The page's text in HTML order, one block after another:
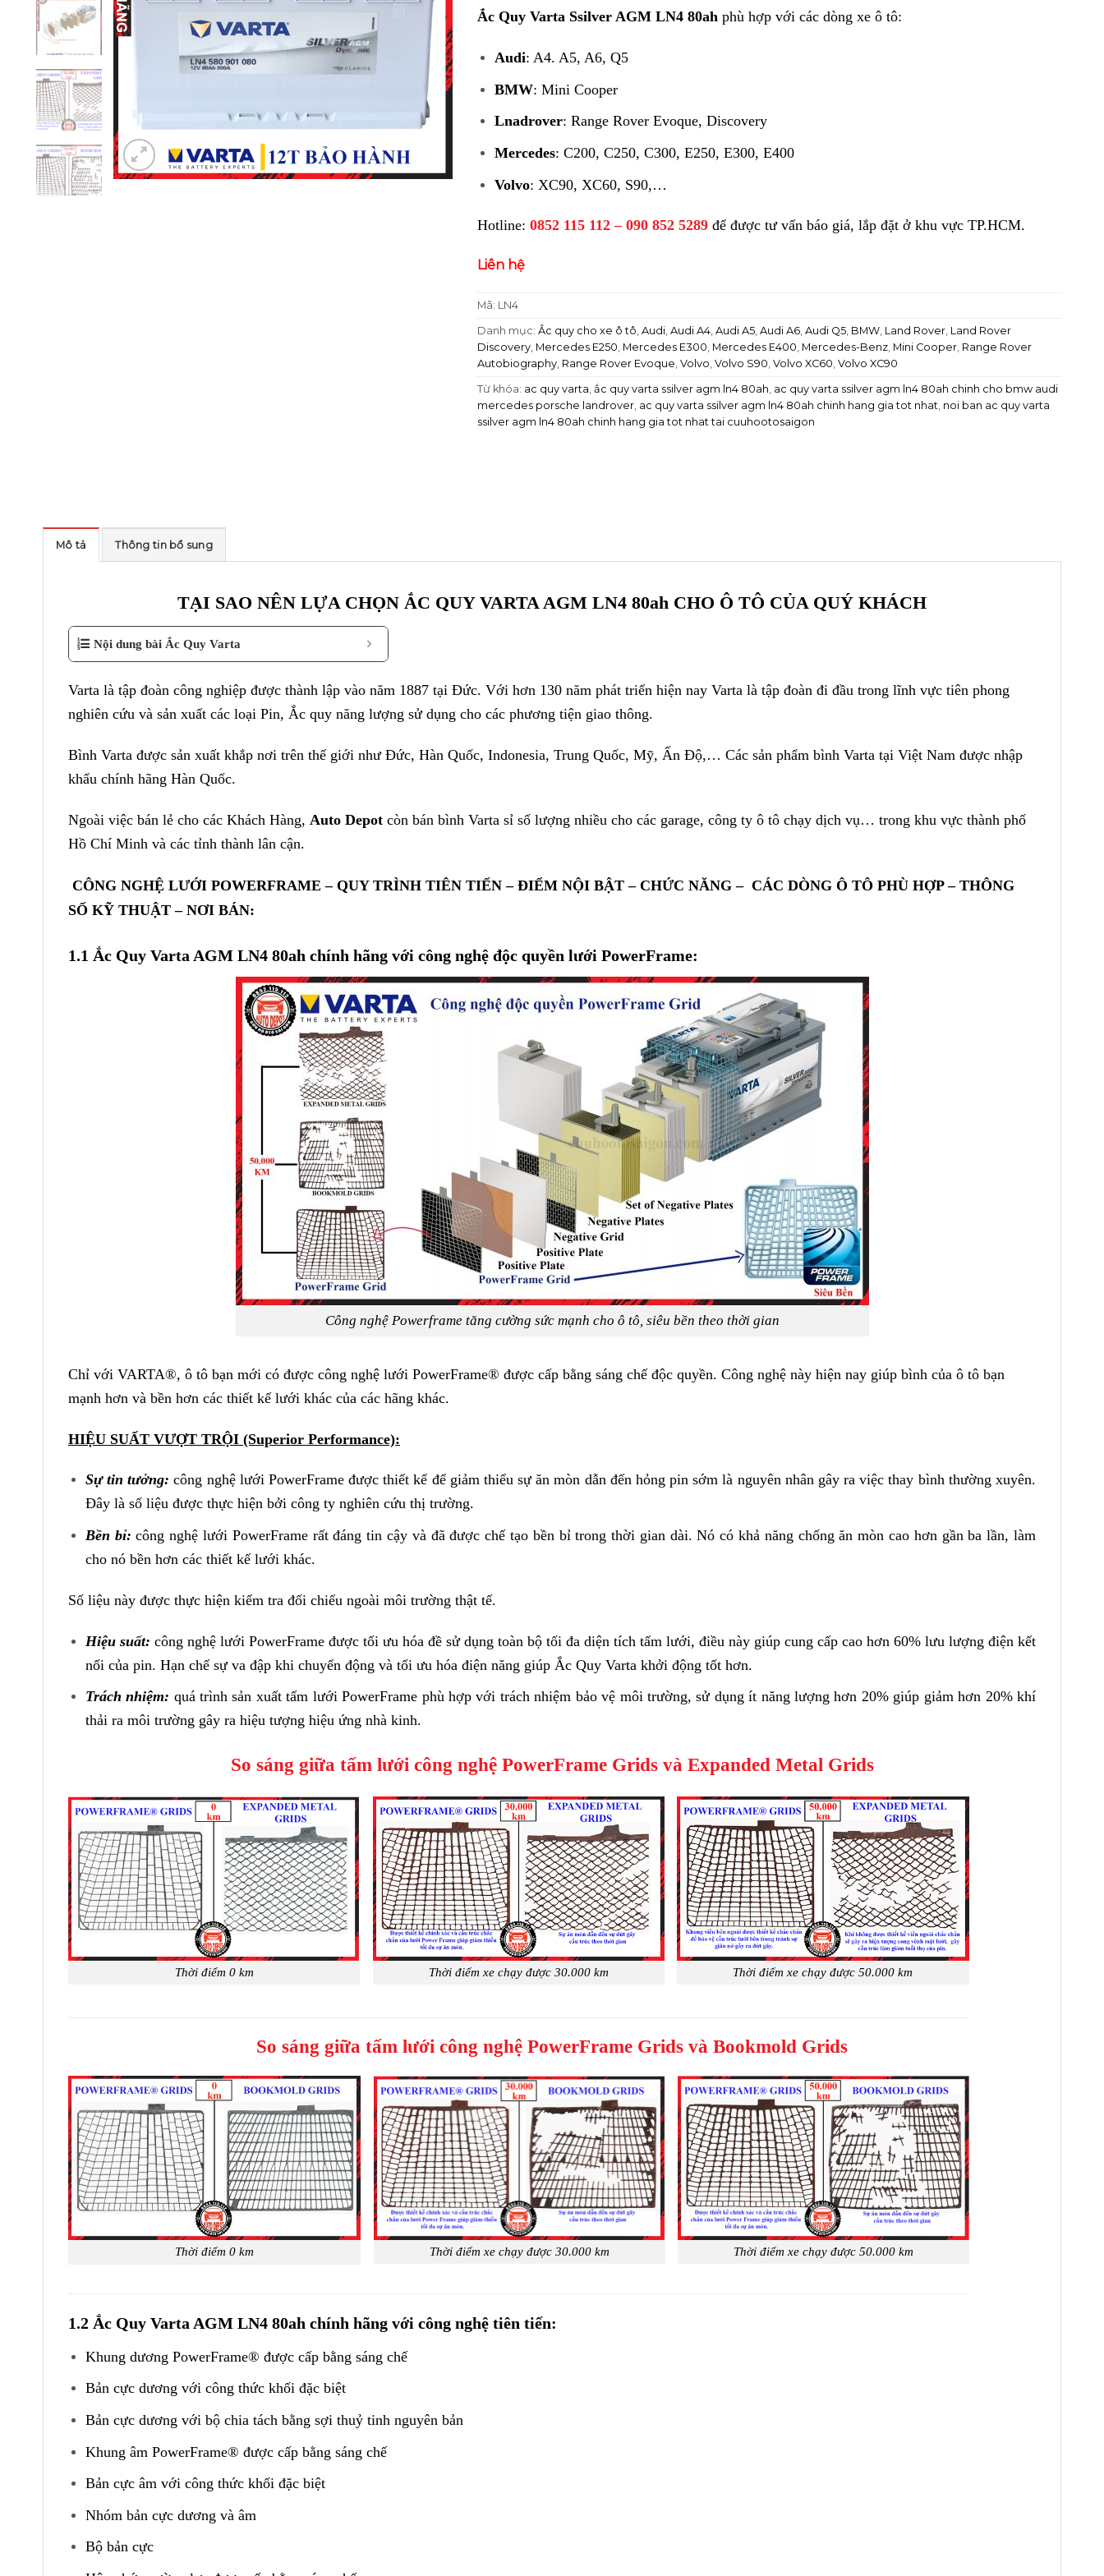
Ắc Quy Varta Ssilver AGM LN4 80ah phù hợp với các dòng xe ô tô:
Audi: A4. A5, A6, Q5
BMW: Mini Cooper
Lnadrover: Range Rover Evoque, Discovery
Mercedes: C200, C250, C300, E250, E300, E400
Volvo: XC90, XC60, S90,…
Hotline:0852 115 112 – 090 852 5289để được tư vấn báo giá, lắp đặt ở khu vực TP.HCM.
Liên hệ
Mã: LN4
Danh mục:Ắc quy cho xe ô tô ,Audi ,Audi A4 ,Audi A5 ,Audi A6 ,Audi Q5 BMW Land Rover Land Rover
Discovery Mercedes E250 Mercedes E300 Mercedes E400 Mercedes-Benz Mini Cooper Range Rover
Autobiography Range Rover Evoque ,Volvo ,Volvo S90 ,Volvo XC60 ,Volvo XC90
Từ khóa: ac quy varta ,ắc quy varta ssilver agm ln4 80ah ac quy varta ssilver agm ln4 80ah chinh cho bmw audi
mercedes porsche landrover ac quy varta ssilver agm ln4 80ah chinh hang gia tot nhat noi ban ac quy varta
ssilver agm ln4 80ah chinh hang gia tot nhat tai cuuhootosaigon
Mô tả Thông tin bổ sung
TẠI SAO NÊN LỰA CHỌN ẮC QUY VARTA AGM LN4 80ah CHO Ô TÔ CỦA QUÝ KHÁCH
Nội dung bài Ắc Quy Varta
Varta là tập đoàn công nghiệp được thành lập vào năm 1887 tại Đức. Với hơn 130 năm phát triển hiện nay Varta là tập đoàn đi đầu trong lĩnh vực tiên phong
nghiên cứu và sản xuất các loại Pin, Ắc quy năng lượng sử dụng cho các phương tiện giao thông.
Bình Varta được sản xuất khắp nơi trên thế giới như Đức, Hàn Quốc, Indonesia, Trung Quốc, Mỹ, Ấn Độ,… Các sản phẩm bình Varta tại Việt Nam được nhập
khẩu chính hãng Hàn Quốc.
Ngoài việc bán lẻ cho các Khách Hàng, Auto Depot còn bán bình Varta sỉ số lượng nhiều cho các garage, công ty ô tô chạy dịch vụ… trong khu vực thành phố
Hồ Chí Minh và các tỉnh thành lân cận.
CÔNG NGHỆ LƯỚI POWERFRAME – QUY TRÌNH TIÊN TIẾN – ĐIỂM NỘI BẬT – CHỨC NĂNG – CÁC DÒNG Ô TÔ PHÙ HỢP – THÔNG
SỐ KỸ THUẬT – NƠI BÁN:
1.1 Ắc Quy Varta AGM LN4 80ah chính hãng với công nghệ độc quyền lưới PowerFrame:
Công nghệ Powerframe tăng cường sức mạnh cho ô tô, siêu bền theo thời gian
Chỉ với VARTA®, ô tô bạn mới có được công nghệ lưới PowerFrame® được cấp bằng sáng chế độc quyền. Công nghệ này hiện nay giúp bình của ô tô bạn
mạnh hơn và bền hơn các thiết kế lưới khác của các hãng khác.
HIỆU SUẤT VƯỢT TRỘI (Superior Performance):
Sự tin tưởng: công nghệ lưới PowerFrame được thiết kế để giảm thiểu sự ăn mòn dẫn đến hỏng pin sớm là nguyên nhân gây ra việc thay bình thường xuyên.
Đây là số liệu được thực hiện bởi công ty nghiên cứu thị trường.
Bền bỉ: công nghệ lưới PowerFrame rất đáng tin cậy và đã được chế tạo bền bỉ trong thời gian dài. Nó có khả năng chống ăn mòn cao hơn gần ba lần, làm
cho nó bền hơn các thiết kế lưới khác.
Số liệu này được thực hiện kiểm tra đối chiếu ngoài môi trường thật tế.
Hiệu suất: công nghệ lưới PowerFrame được tối ưu hóa đề sử dụng toàn bộ tối đa diện tích tấm lưới, điều này giúp cung cấp cao hơn 60% lưu lượng điện kết
nối của pin. Hạn chế sự va đập khi chuyển động và tối ưu hóa điện năng giúp Ắc Quy Varta khởi động tốt hơn.
Trách nhiệm: quá trình sản xuất tấm lưới PowerFrame phù hợp với trách nhiệm bảo vệ môi trường, sử dụng ít năng lượng hơn 20% giúp giảm hơn 20% khí
thải ra môi trường gây ra hiệu tượng hiệu ứng nhà kinh.
So sáng giữa tấm lưới công nghệ PowerFrame Grids và Expanded Metal Grids
Thời điểm 0 km Thời điểm xe chạy được 30.000 km Thời điểm xe chạy được 50.000 km
So sáng giữa tấm lưới công nghệ PowerFrame Grids và Bookmold Grids
Thời điểm 0 km Thời điểm xe chạy được 30.000 km Thời điểm xe chạy được 50.000 km
1.2 Ắc Quy Varta AGM LN4 80ah chính hãng với công nghệ tiên tiến:
Khung dương PowerFrame® được cấp bằng sáng chế
Bản cực dương với công thức khối đặc biệt
Bản cực dương với bộ chia tách bằng sợi thuỷ tinh nguyên bản
Khung âm PowerFrame® được cấp bằng sáng chế
Bản cực âm với công thức khối đặc biệt
Nhóm bản cực dương và âm
Bộ bản cực